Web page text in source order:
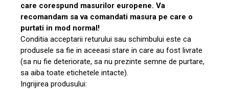
care corespund masurilor europene. Va
recomandam sa va comandati masura pe care o
purtati in mod normal!
Conditia acceptarii returului sau schimbului este ca
produsele sa fie in aceeasi stare in care au fost livrate
(sa nu fie deteriorate, sa nu prezinte semne de purtare,
sa aiba toate etichetele intacte).
Ingrijirea produsului: